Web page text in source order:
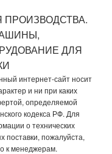
ПРОИЗВОДСТВА.
ДЛЯ
интернет-сайт носит
и ни при каких
определяемой
кодекса РФ. Для
о технических
поставки, пожалуйста,
к менеджерам.